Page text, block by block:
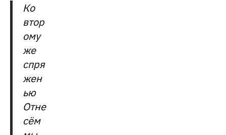
Ко
втор
ому
же
спря
жен
ью
Отне
сём